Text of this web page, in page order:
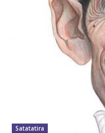
Satatatira